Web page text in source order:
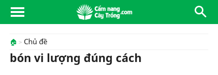
🏠 Chủ đề
bón vi lượng đúng cách